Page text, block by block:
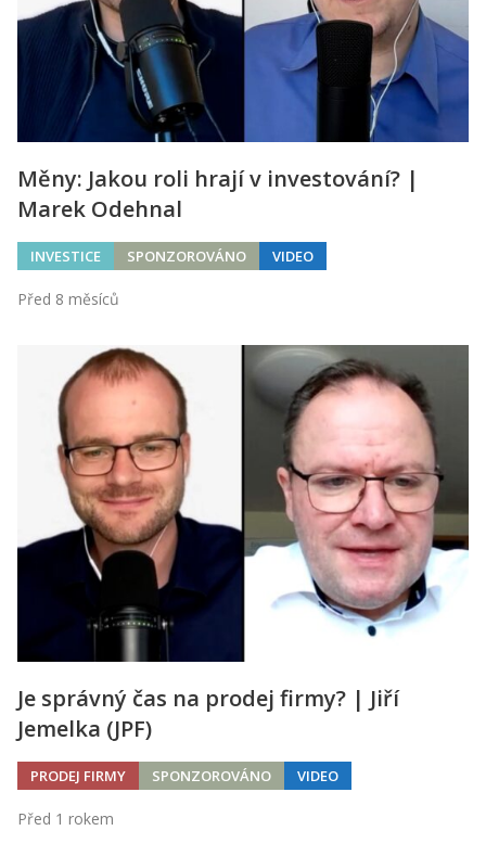
Měny: Jakou roli hrají v investování? |
Marek Odehnal
INVESTICE SPONZOROVÁNO VIDEO
Před 8 měsíců
Je správný čas na prodej firmy? | Jiří
Jemelka (JPF)
PRODEJ FIRMY SPONZOROVÁNO VIDEO
Před 1 rokem